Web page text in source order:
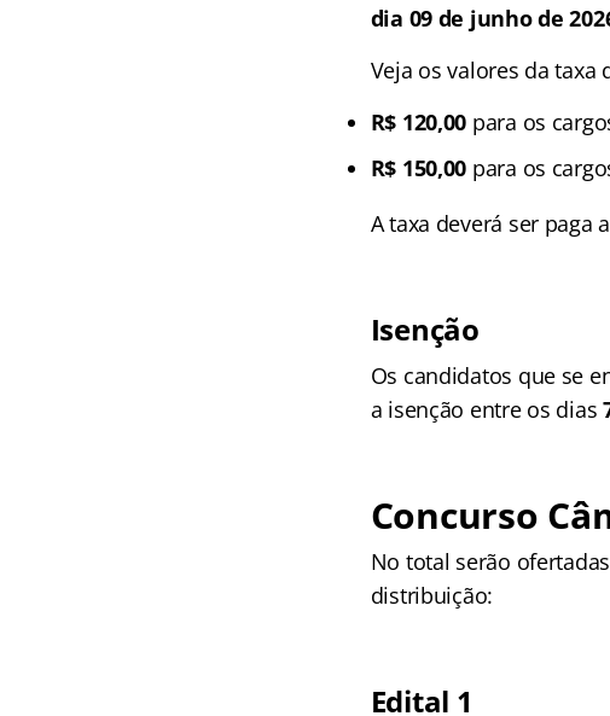
dia 09 de junho de
Veja os valores da taxa
R$ 120,00 para os
R$ 150,00 para os
A taxa deverá ser paga
Isenção
Os candidatos que se
a isenção entre os dias
Concurso
No total serão ofertadas
distribuição:
Edital 1